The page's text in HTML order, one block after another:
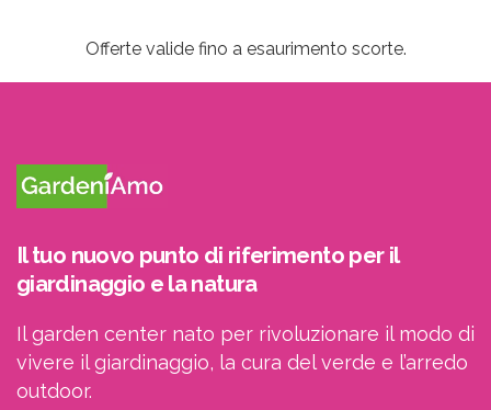
Offerte valide fino a esaurimento scorte.
Il tuo nuovo punto di riferimento per il
giardinaggio e la natura
Il garden center nato per rivoluzionare il modo di
vivere il giardinaggio, la cura del verde e l’arredo
outdoor.